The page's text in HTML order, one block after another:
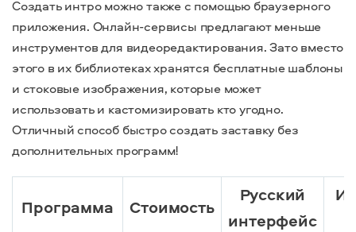
Создать интро можно также с помощью браузерного
приложения. Онлайн-сервисы предлагают меньше
инструментов для видеоредактирования. Зато вместо
этого в их библиотеках хранятся бесплатные шаблоны
и стоковые изображения, которые может
использовать и кастомизировать кто угодно.
Отличный способ быстро создать заставку без
дополнительных программ!
Программа Стоимость
Русский
интерфейс